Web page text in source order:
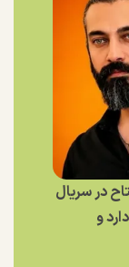
در سریال
و